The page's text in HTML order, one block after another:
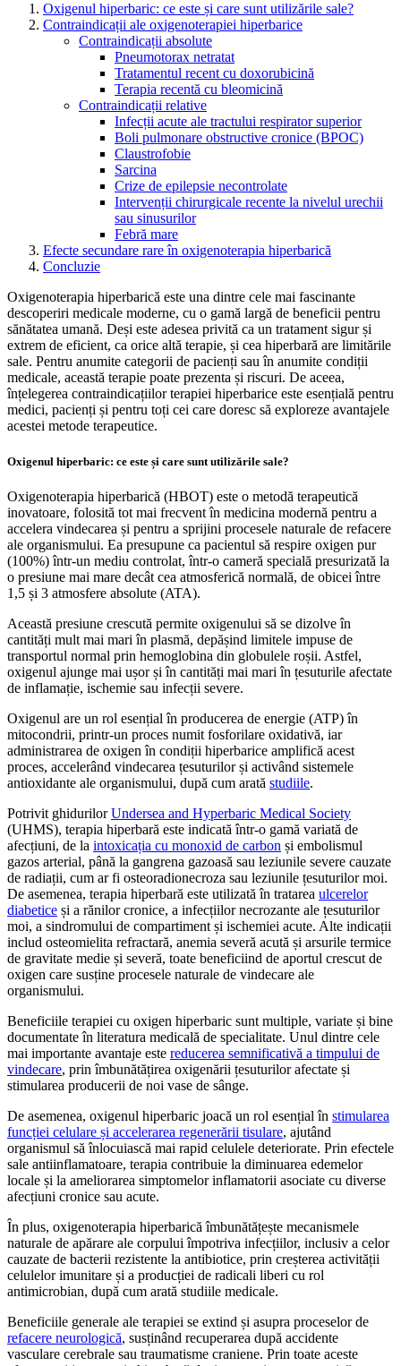
Oxigenul hiperbaric: ce este și care sunt utilizările sale?
Contraindicații ale oxigenoterapiei hiperbarice
Contraindicații absolute
Pneumotorax netratat
Tratamentul recent cu doxorubicină
Terapia recentă cu bleomicină
Contraindicații relative
Infecții acute ale tractului respirator superior
Boli pulmonare obstructive cronice (BPOC)
Claustrofobie
Sarcina
Crize de epilepsie necontrolate
Intervenții chirurgicale recente la nivelul urechii
sau sinusurilor
Febră mare
Efecte secundare rare în oxigenoterapia hiperbarică
Concluzie
Oxigenoterapia hiperbarică este una dintre cele mai fascinante
descoperiri medicale moderne, cu o gamă largă de beneficii pentru
sănătatea umană. Deși este adesea privită ca un tratament sigur și
extrem de eficient, ca orice altă terapie, și cea hiperbară are limitările
sale. Pentru anumite categorii de pacienți sau în anumite condiții
medicale, această terapie poate prezenta și riscuri. De aceea,
înțelegerea contraindicațiilor terapiei hiperbarice este esențială pentru
medici, pacienți și pentru toți cei care doresc să exploreze avantajele
acestei metode terapeutice.
Oxigenul hiperbaric: ce este și care sunt utilizările sale?
Oxigenoterapia hiperbarică (HBOT) este o metodă terapeutică
inovatoare, folosită tot mai frecvent în medicina modernă pentru a
accelera vindecarea și pentru a sprijini procesele naturale de refacere
ale organismului. Ea presupune ca pacientul să respire oxigen pur
(100%) într-un mediu controlat, într-o cameră specială presurizată la
o presiune mai mare decât cea atmosferică normală, de obicei între
1,5 și 3 atmosfere absolute (ATA).
Această presiune crescută permite oxigenului să se dizolve în
cantități mult mai mari în plasmă, depășind limitele impuse de
transportul normal prin hemoglobina din globulele roșii. Astfel,
oxigenul ajunge mai ușor și în cantități mai mari în țesuturile afectate
de inflamație, ischemie sau infecții severe.
Oxigenul are un rol esențial în producerea de energie (ATP) în
mitocondrii, printr-un proces numit fosforilare oxidativă, iar
administrarea de oxigen în condiții hiperbarice amplifică acest
proces, accelerând vindecarea țesuturilor și activând sistemele
antioxidante ale organismului, după cum arată studiile.
Potrivit ghidurilorUndersea and Hyperbaric Medical Society
(UHMS), terapia hiperbară este indicată într-o gamă variată de
afecțiuni, de la intoxicația cu monoxid de carbon și embolismul
gazos arterial, până la gangrena gazoasă sau leziunile severe cauzate
de radiații, cum ar fi osteoradionecroza sau leziunile țesuturilor moi.
De asemenea, terapia hiperbară este utilizată în tratarea ulcerelor
diabetice și a rănilor cronice, a infecțiilor necrozante ale țesuturilor
moi, a sindromului de compartiment și ischemiei acute. Alte indicații
includ osteomielita refractară, anemia severă acută și arsurile termice
de gravitate medie și severă, toate beneficiind de aportul crescut de
oxigen care susține procesele naturale de vindecare ale
organismului.
Beneficiile terapiei cu oxigen hiperbaric sunt multiple, variate și bine
documentate în literatura medicală de specialitate. Unul dintre cele
mai importante avantaje este reducerea semnificativă a timpului de
vindecare, prin îmbunătățirea oxigenării țesuturilor afectate și
stimularea producerii de noi vase de sânge.
De asemenea, oxigenul hiperbaric joacă un rol esențial în stimularea
funcției celulare și accelerarea regenerării tisulare, ajutând
organismul să înlocuiască mai rapid celulele deteriorate. Prin efectele
sale antiinflamatoare, terapia contribuie la diminuarea edemelor
locale și la ameliorarea simptomelor inflamatorii asociate cu diverse
afecțiuni cronice sau acute.
În plus, oxigenoterapia hiperbarică îmbunătățește mecanismele
naturale de apărare ale corpului împotriva infecțiilor, inclusiv a celor
cauzate de bacterii rezistente la antibiotice, prin creșterea activității
celulelor imunitare și a producției de radicali liberi cu rol
antimicrobian, după cum arată studiile medicale.
Beneficiile generale ale terapiei se extind și asupra proceselor de
refacere neurologică, susținând recuperarea după accidente
vasculare cerebrale sau traumatisme craniene. Prin toate aceste